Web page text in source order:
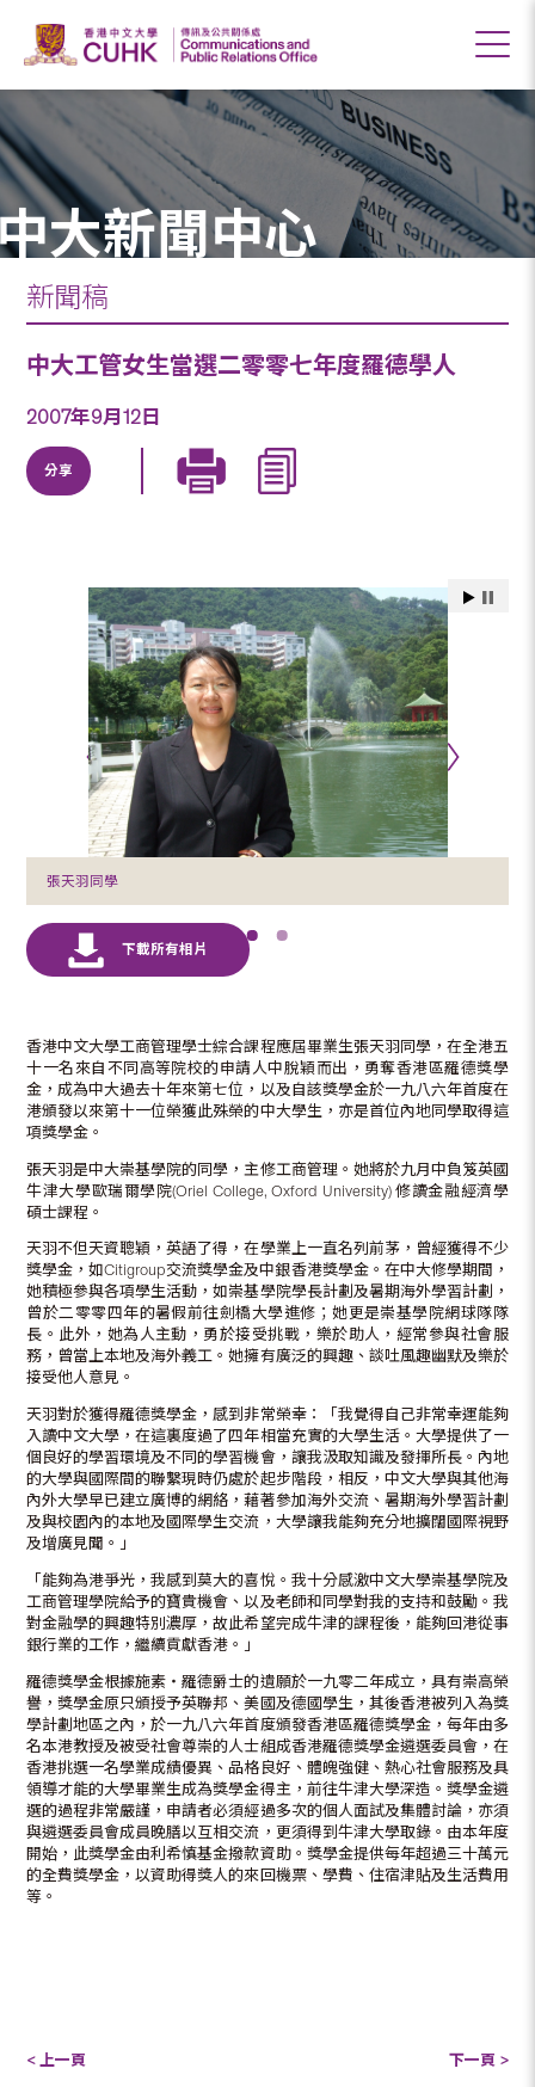
大新聞中心
新聞稿
中大工管女生當選二零零七年度羅德學人
2007年9月12日
分享
張天羽同學
香港中文大學工商管理學士綜合課程應屆畢業生張天羽同學，在全港五
十一名來自不同高等院校的申請人中脫穎而出，勇奪香港區羅德獎學
金，成為中大過去十年來第七位，以及自該獎學金於一九八六年首度在
港頒發以來第十一位榮獲此殊榮的中大學生，亦是首位內地同學取得這
項獎學金。
張天羽是中大崇基學院的同學，主修工商管理。她將於九月中負笈英國
牛津大學歐瑞爾學院(Oriel College, Oxford University) 修讀金融經濟學
碩士課程。
天羽不但天資聰穎，英語了得，在學業上一直名列前茅，曾經獲得不少
獎學金，如Citigroup交流獎學金及中銀香港獎學金。在中大修學期間，
她積極參與各項學生活動，如崇基學院學長計劃及暑期海外學習計劃，
曾於二零零四年的暑假前往劍橋大學進修；她更是崇基學院網球隊隊
長。此外，她為人主動，勇於接受挑戰，樂於助人，經常參與社會服
務，曾當上本地及海外義工。她擁有廣泛的興趣、談吐風趣幽默及樂於
接受他人意見。
天羽對於獲得羅德獎學金，感到非常榮幸：「我覺得自己非常幸運能夠
入讀中文大學，在這裏度過了四年相當充實的大學生活。大學提供了一
個良好的學習環境及不同的學習機會，讓我汲取知識及發揮所長。內地
的大學與國際間的聯繫現時仍處於起步階段，相反，中文大學與其他海
內外大學早已建立廣博的網絡，藉著參加海外交流、暑期海外學習計劃
及與校園內的本地及國際學生交流，大學讓我能夠充分地擴闊國際視野
及增廣見聞。」
「能夠為港爭光，我感到莫大的喜悅。我十分感激中文大學崇基學院及
工商管理學院給予的寶貴機會、以及老師和同學對我的支持和鼓勵。我
對金融學的興趣特別濃厚，故此希望完成牛津的課程後，能夠回港從事
銀行業的工作，繼續貢獻香港。」
羅德獎學金根據施素‧羅德爵士的遺願於一九零二年成立，具有崇高榮
譽，獎學金原只頒授予英聯邦、美國及德國學生，其後香港被列入為獎
學計劃地區之內，於一九八六年首度頒發香港區羅德獎學金，每年由多
名本港教授及被受社會尊崇的人士組成香港羅德獎學金遴選委員會，在
香港挑選一名學業成績優異、品格良好、體魄強健、熱心社會服務及具
領導才能的大學畢業生成為獎學金得主，前往牛津大學深造。獎學金遴
選的過程非常嚴謹，申請者必須經過多次的個人面試及集體討論，亦須
與遴選委員會成員晚膳以互相交流，更須得到牛津大學取錄。由本年度
開始，此獎學金由利希慎基金撥款資助。獎學金提供每年超過三十萬元
的全費獎學金，以資助得獎人的來回機票、學費、住宿津貼及生活費用
等。
< 上一頁 下一頁 >